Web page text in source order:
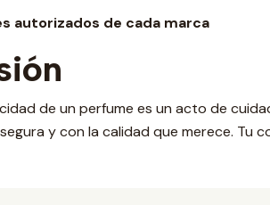
autorizados de cada marca
de un perfume es un acto de
y con la calidad que merece. Tu